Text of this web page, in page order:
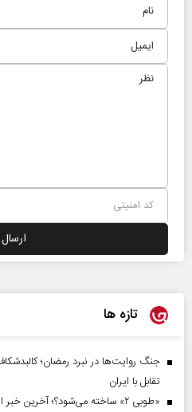
تازه ها
جنگ روایت‌ها در نبرد رمضان؛
تقابل با ایران
«طوبی ۲» ساخته می‌شود؟؛ آخرین خبر از فصل دوم سریال پربیننده تلویزیون